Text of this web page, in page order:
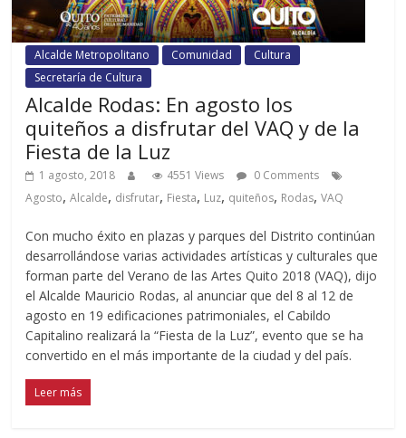
Alcalde Metropolitano Comunidad
Cultura
Secretaría de Cultura
Alcalde Rodas: En agosto los
quiteños a disfrutar del VAQ y de la
Fiesta de la Luz
1 agosto, 2018 4551 Views
0 Comments
Agosto,Alcalde, disfrutar, Fiesta, Luz, quiteños, Rodas,VAQ
Con mucho éxito en plazas y parques del Distrito continúan
desarrollándose varias actividades artísticas y culturales que
forman parte del Verano de las Artes Quito 2018 (VAQ), dijo
el Alcalde Mauricio Rodas, al anunciar que del 8 al 12 de
agosto en 19 edificaciones patrimoniales, el Cabildo
Capitalino realizará la “Fiesta de la Luz”, evento que se ha
convertido en el más importante de la ciudad y del país.
Leer más